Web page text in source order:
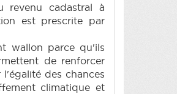
revenu cadastral à
est prescrite par
wallon parce qu'ils
de renforcer
des chances
climatique et